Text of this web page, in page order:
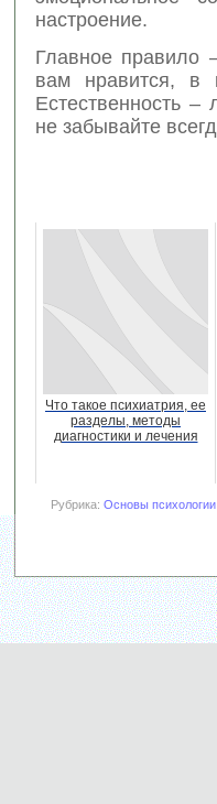
настроение.
Главное правило
вам нравится, в
Естественность
не забывайте
Что такое психиатрия, ее
разделы, методы
диагностики и лечения
Рубрика: Основы психологии